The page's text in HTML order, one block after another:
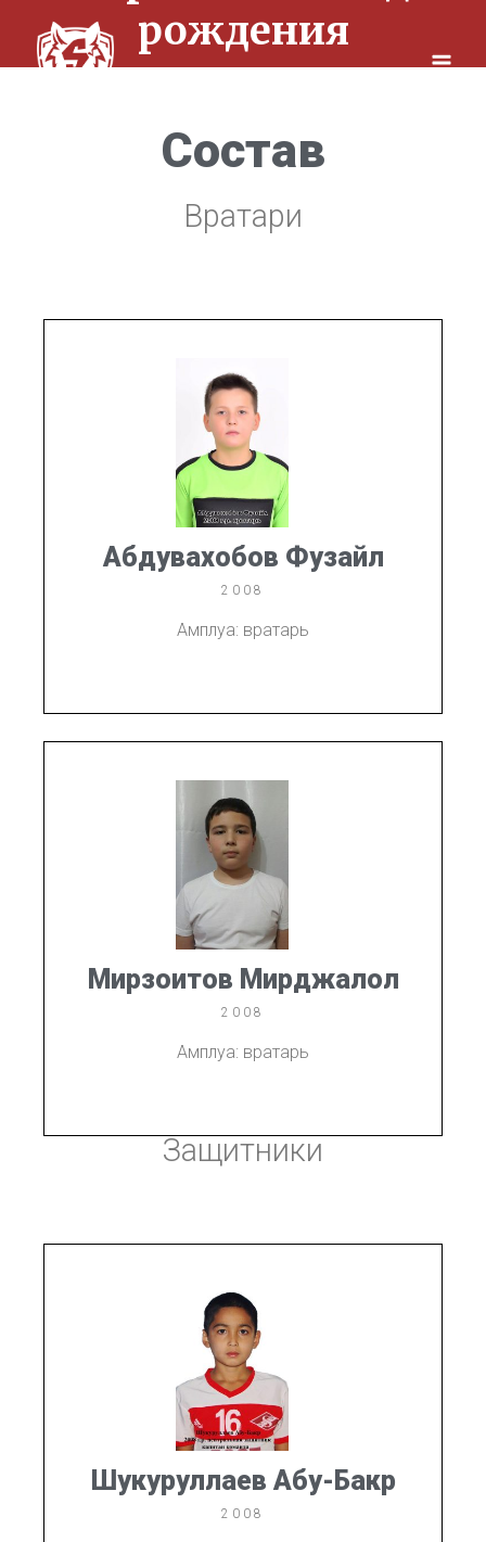
содержимому
рождения
Состав
Вратари
Абдувахобов Фузайл
2008
Амплуа: вратарь
Мирзоитов Мирджалол
2008
Амплуа: вратарь
Защитники
Шукуруллаев Абу-Бакр
2008